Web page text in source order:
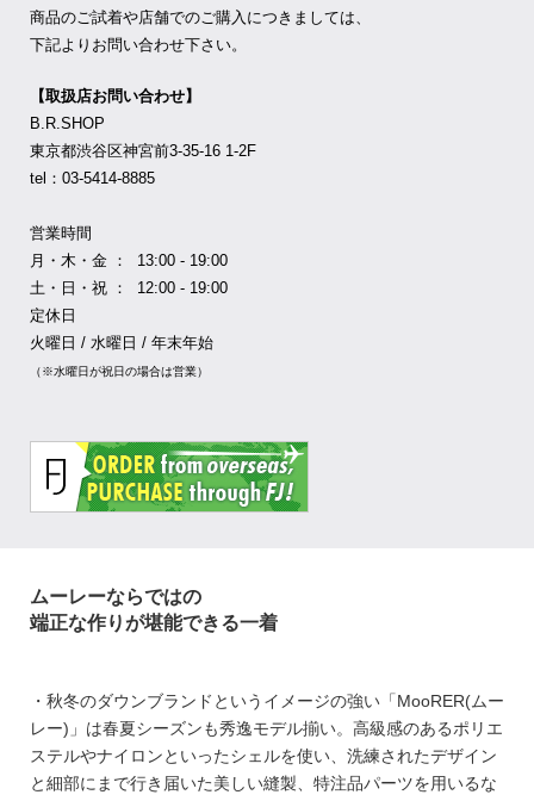
商品のご試着や店舗でのご購入につきましては、
下記よりお問い合わせ下さい。
【取扱店お問い合わせ】
B.R.SHOP
東京都渋谷区神宮前3-35-16 1-2F
tel：03-5414-8885
営業時間
月・木・金 ： 13:00 - 19:00
土・日・祝 ： 12:00 - 19:00
定休日
火曜日 / 水曜日 / 年末年始
（※水曜日が祝日の場合は営業）
ムーレーならではの
端正な作りが堪能できる一着
・秋冬のダウンブランドというイメージの強い「MooRER(ムー
レー)」は春夏シーズンも秀逸モデル揃い。高級感のあるポリエ
ステルやナイロンといったシェルを使い、洗練されたデザイン
と細部にまで行き届いた美しい縫製、特注品パーツを用いるな